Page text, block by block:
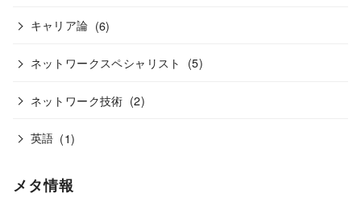
キャリア論 (6)
ネットワークスペシャリスト (5)
ネットワーク技術 (2)
英語 (1)
メタ情報